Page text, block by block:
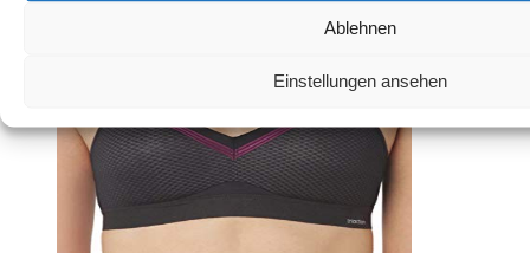
Ablehnen
Einstellungen ansehen